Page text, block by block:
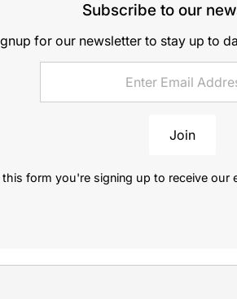
Subscribe to our
for our newsletter to stay up to
Join
form you're signing up to receive our